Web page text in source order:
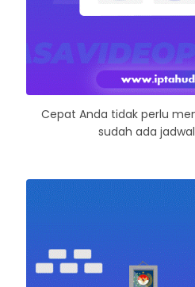
Cepat Anda tidak perlu
sudah ada